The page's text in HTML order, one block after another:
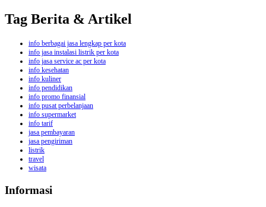
Tag Berita & Artikel
info berbagai jasa lengkap per kota
info jasa instalasi listrik per kota
info jasa service ac per kota
info kesehatan
info kuliner
info pendidikan
info promo finansial
info pusat perbelanjaan
info supermarket
info tarif
jasa pembayaran
jasa pengiriman
listrik
travel
wisata
Informasi